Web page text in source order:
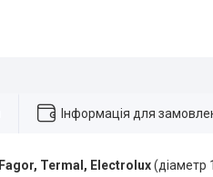
Інформація для
Fagor, Termal, Electrolux(діаметр